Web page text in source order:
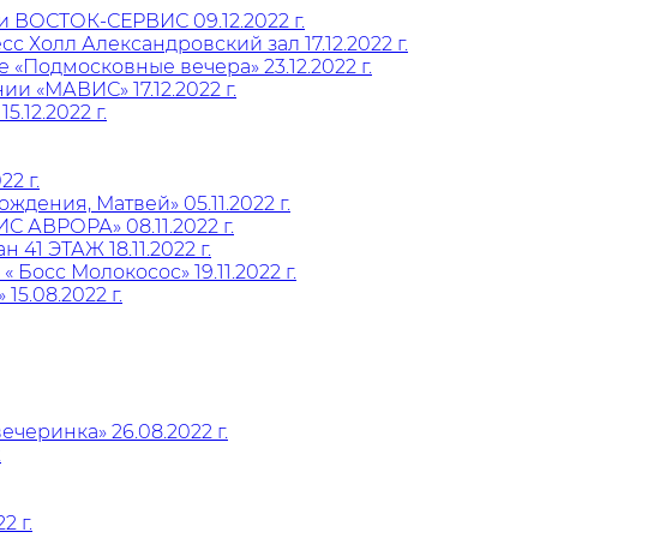
ВОСТОК-СЕРВИС 09.12.2022 г.
Холл Александровский зал 17.12.2022 г.
вечера» 23.12.2022 г.
«МАВИС» 17.12.2022 г.
г.
г.
Матвей» 05.11.2022 г.
АВРОРА» 08.11.2022 г.
ЭТАЖ 18.11.2022 г.
Молокосос» 19.11.2022 г.
г.
26.08.2022 г.
г.